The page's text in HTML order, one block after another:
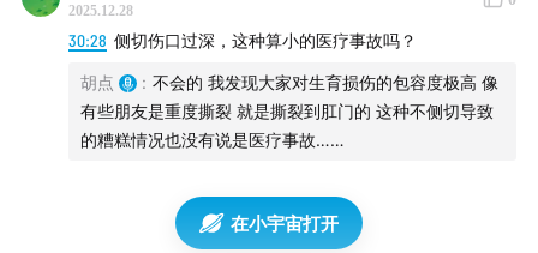
闲聊。我们每期至少会有生活在不同地方的人针对某个
2025.12.28
30:28 侧切伤口过深，这种算小的医疗事故吗？
胡点 : 不会的 我发现大家对生育损伤的包容度极高 像
有些朋友是重度撕裂 就是撕裂到肛门的 这种不侧切导致
的糟糕情况也没有说是医疗事故……
在小宇宙打开